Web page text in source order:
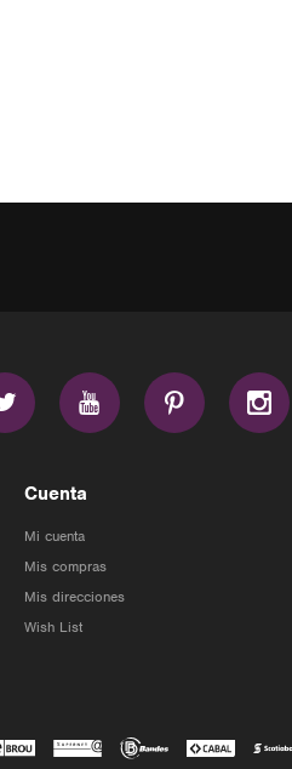
  
Cuenta
Mi cuenta
Mis compras
Mis direcciones
Wish List